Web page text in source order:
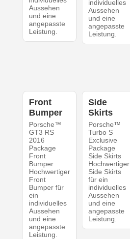
Aussehen
und eine
angepasste
Leistung.
individuelles
Aussehen
und eine
angepasste
Leistung.
Front
Bumper
Porsche™
GT3 RS
2016
Package
Front
Bumper
Hochwertiger
Front
Bumper für
ein
individuelles
Aussehen
und eine
angepasste
Leistung.
Side
Skirts
Porsche™
Turbo S
Exclusive
Package
Side Skirts
Hochwertiger
Side Skirts
für ein
individuelles
Aussehen
und eine
angepasste
Leistung.